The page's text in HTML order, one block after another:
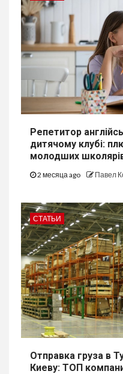
Репетитор
дитячому клубі:
молодших
2 месяца ago Павел
СТАТЬИ
Отправка груза в
Киеву: ТОП